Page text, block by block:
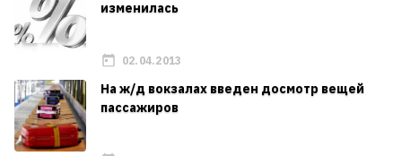
изменилась
02.04.2013
На ж/д вокзалах введен досмотр вещей
пассажиров